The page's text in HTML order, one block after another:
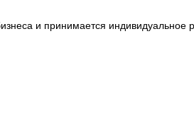
и принимается индивидуальное